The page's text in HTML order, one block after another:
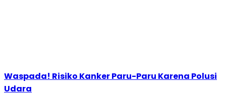
Waspada! Risiko Kanker Paru-Paru Karena Polusi
Udara